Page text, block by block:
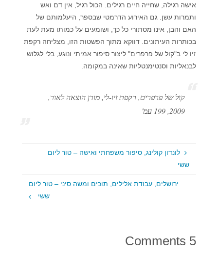
אישה רגילה, שחייה חיים רגילים. הכול רגיל, אין דם ואש
ותמרות עשן. גם האירוע הדרמטי שבספר, היעלמותם של
האם והבן, אינו מסתורי כל כך, ושומעים על כמותו מעת לעת
בכותרות העיתונים. דווקא מתוך הפשטות הזו, מצליחה רקפת
זיו לי ב"קול של פרפרים" ליצור סיפור אמיתי ונוגע, בלי לגלוש
לבנאליות וסנטימנטליות שאינה במקומה.
קול של פרפרים, רקפת זיו-לי, מודן הוצאה לאור,
2009, 199 עמ'
לונדון קולינג, סיפור משפחתי ואישה – טור ליום
ששי
ירושלים, עבודת אלילים, תוכים ומשה סיני – טור ליום
ששי
5 Comments